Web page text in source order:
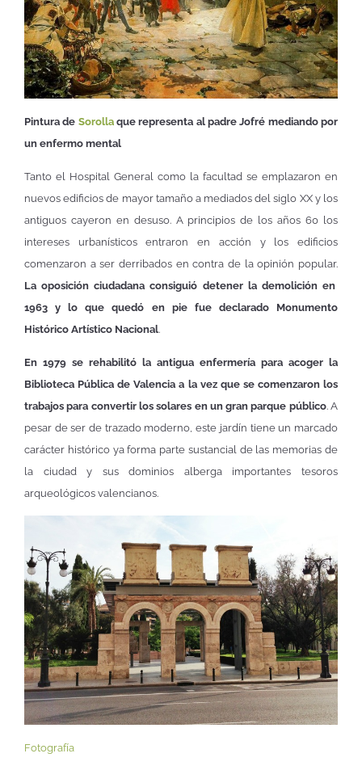
Pintura de Sorollaque representa al padre Jofré mediando por
un enfermo mental
Tanto el Hospital General como la facultad se emplazaron en
nuevos edificios de mayor tamaño a mediados del siglo XX y los
antiguos cayeron en desuso. A principios de los años 60 los
intereses urbanísticos entraron en acción y los edificios
comenzaron a ser derribados en contra de la opinión popular.
La oposición ciudadana consiguió detener la demolición en
1963 y lo que quedó en pie fue declarado Monumento
Histórico Artístico Nacional.
En 1979 se rehabilitó la antigua enfermería para acoger la
Biblioteca Pública de Valencia a la vez que se comenzaron los
trabajos para convertir los solares en un gran parque público. A
pesar de ser de trazado moderno, este jardín tiene un marcado
carácter histórico ya forma parte sustancial de las memorias de
la ciudad y sus dominios alberga importantes tesoros
arqueológicos valencianos.
Fotografía